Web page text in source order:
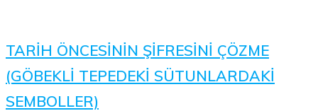
TARİH ÖNCESİNİN ŞİFRESİNİ ÇÖZME
(GÖBEKLİ TEPEDEKİ SÜTUNLARDAKİ
SEMBOLLER)